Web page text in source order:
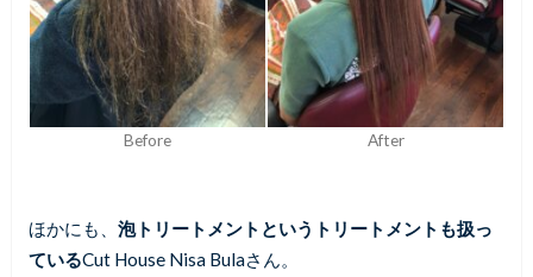
Before After
ほかにも、 泡トリートメントというトリートメントも扱っ
ているCut House Nisa Bulaさん。